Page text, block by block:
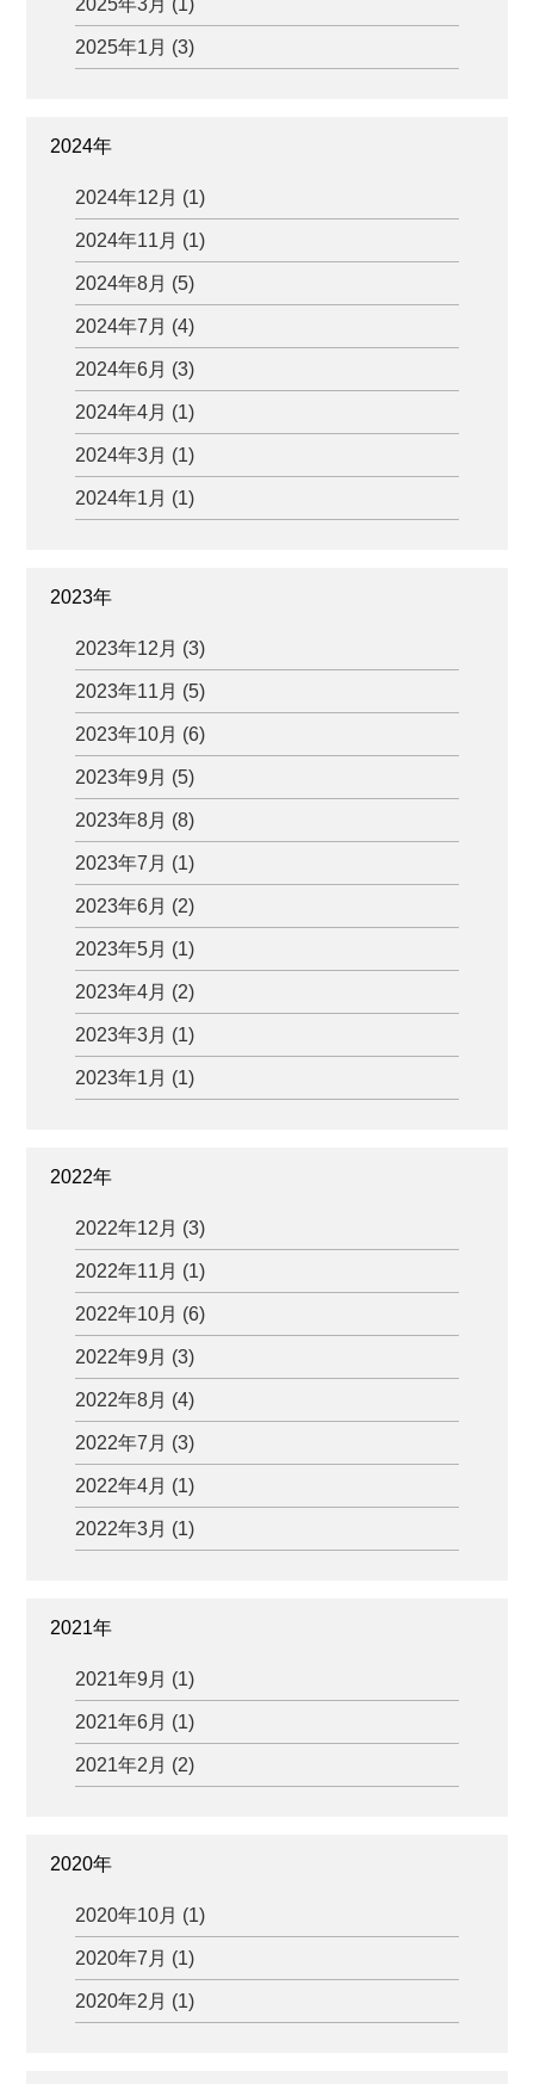
2025年1月 (3)
2024年
2024年12月 (1)
2024年11月 (1)
2024年8月 (5)
2024年7月 (4)
2024年6月 (3)
2024年4月 (1)
2024年3月 (1)
2024年1月 (1)
2023年
2023年12月 (3)
2023年11月 (5)
2023年10月 (6)
2023年9月 (5)
2023年8月 (8)
2023年7月 (1)
2023年6月 (2)
2023年5月 (1)
2023年4月 (2)
2023年3月 (1)
2023年1月 (1)
2022年
2022年12月 (3)
2022年11月 (1)
2022年10月 (6)
2022年9月 (3)
2022年8月 (4)
2022年7月 (3)
2022年4月 (1)
2022年3月 (1)
2021年
2021年9月 (1)
2021年6月 (1)
2021年2月 (2)
2020年
2020年10月 (1)
2020年7月 (1)
2020年2月 (1)